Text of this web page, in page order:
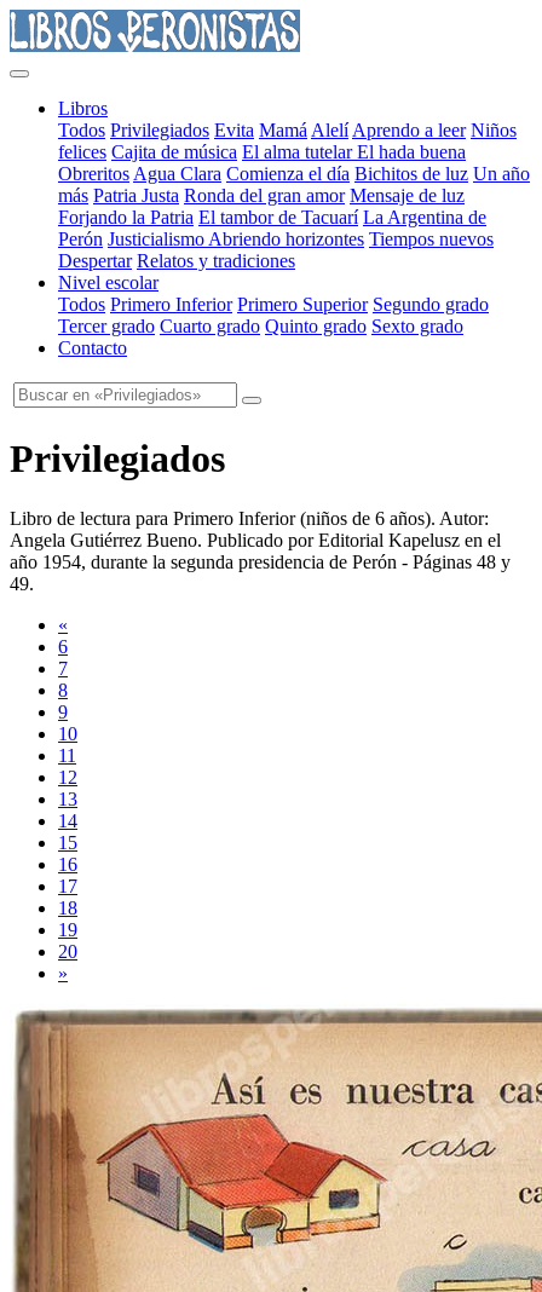
Libros
Todos Privilegiados Evita Mamá Alelí Aprendo a leer Niños
felices Cajita de música El alma tutelarEl hada buena
Obreritos Agua Clara Comienza el día Bichitos de luz Un año
más Patria Justa Ronda del gran amor Mensaje de luz
Forjando la Patria El tambor de Tacuarí La Argentina de
Perón Justicialismo Abriendo horizontes Tiempos nuevos
Despertar Relatos y tradiciones
Nivel escolar
Todos Primero Inferior Primero Superior Segundo grado
Tercer grado Cuarto grado Quinto grado Sexto grado
Contacto
Privilegiados
Libro de lectura para Primero Inferior(niños de 6 años). Autor:
Angela Gutiérrez Bueno. Publicado porEditorial Kapelusz en el
año 1954, durante la segunda presidencia de Perón - Páginas 48 y
49.
«
6
7
8
9
10
11
12
13
14
15
16
17
18
19
20
»